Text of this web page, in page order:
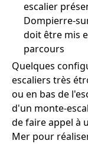
escalier
Dompierre-
doit être mis
parcours
Quelques
escaliers très
ou en bas de
d'un monte-
de faire appel à
Mer pour